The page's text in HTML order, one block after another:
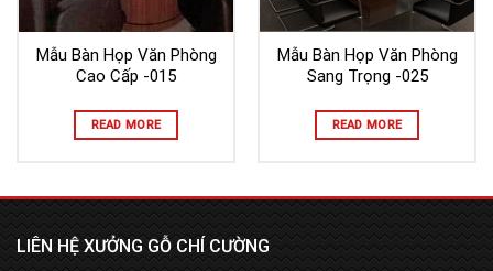
Mẫu Bàn Họp Văn Phòng
Cao Cấp -015
READ MORE
Mẫu Bàn Họp Văn Phòng
Sang Trọng -025
READ MORE
LIÊN HỆ XƯỞNG GỖ CHÍ CƯỜNG